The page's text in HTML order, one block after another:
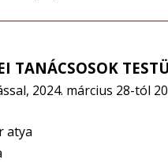
TANÁCSOSOK
2024. március 28-tól
atya